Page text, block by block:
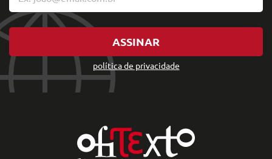
política de privacidade
ASSINAR